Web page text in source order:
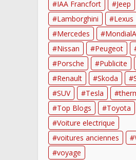
IAA Francfort
Jeep
Lamborghini
Lexus
Mercedes
Nissan
Peugeot
Porsche
Publicite
Renault
Skoda
SUV
Tesla
Top Blogs
Toyota
Voiture electrique
voitures anciennes
voyage